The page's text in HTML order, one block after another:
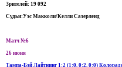
Зрителей: 19 092
Судьи:Уэс Макколи/Келли Сазерленд
Матч №6
26 июня
Тампа-Бэй Лайтнинг 1:2 (1:0, 0:2, 0:0)